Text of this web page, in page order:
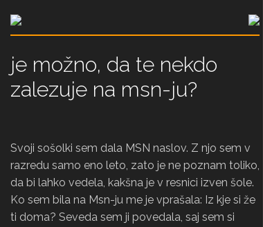
je možno, da te nekdo
zalezuje na msn-ju?
Svoji sošolki sem dala MSN naslov. Z njo sem v
razredu samo eno leto, zato je ne poznam toliko,
da bi lahko vedela, kakšna je v resnici izven šole.
Ko sem bila na Msn-ju me je vprašala: Iz kje si že
ti doma? Seveda sem ji povedala, saj sem si